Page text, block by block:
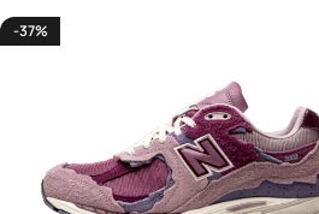
-37%